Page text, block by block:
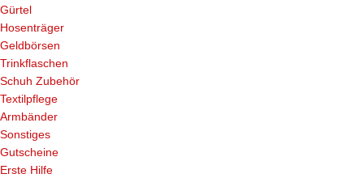
Gürtel
Hosenträger
Geldbörsen
Trinkflaschen
Schuh Zubehör
Textilpflege
Armbänder
Sonstiges
Gutscheine
Erste Hilfe